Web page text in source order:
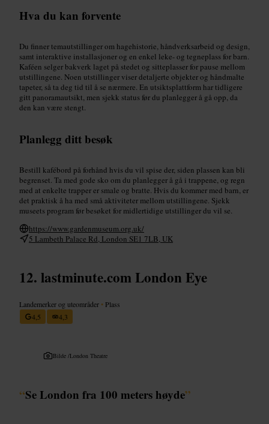
Hva du kan forvente
Du finner temautstillinger om hagehistorie, håndverksarbeid og design,
samt interaktive installasjoner og en enkel leke- og tegneplass for barn.
Kaféen selger bakverk laget på stedet og sitteplasser for pause mellom
utstillingene. Noen utstillinger viser detaljerte objekter og håndmalte
tapeter, så ta deg tid til å se nærmere. En utsiktsplattform har tidligere
gitt panoramautsikt, men sjekk status før du planlegger å gå opp, da
den kan være stengt.
Planlegg ditt besøk
Bestill kafébord på forhånd hvis du vil spise der, siden plassen kan bli
begrenset. Ta med gode sko om du planlegger å gå i trappene, og regn
med at enkelte trapper er smale og bratte. Hvis du kommer med barn, er
det praktisk å ha med små aktiviteter mellom utstillingene. Sjekk
museets program før besøket for midlertidige utstillinger du vil se.
https://www.gardenmuseum.org.uk/
5 Lambeth Palace Rd, London SE1 7LB, UK
lastminute.com London Eye
Landemerker og uteområder • Plass
4,5
4,3
Bilde /London Theatre
“Se London fra 100 meters høyde”